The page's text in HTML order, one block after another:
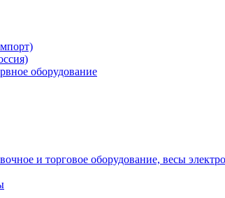
оборудование
и торговое оборудование, весы